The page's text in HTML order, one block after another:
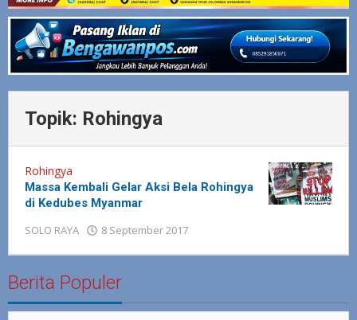
Topik: Rohingya
Rohingya
Massa Kembali Gelar Aksi Bela Rohingya
di Kedubes Myanmar
SOLO RAYA
8 September 2017
Berita Populer